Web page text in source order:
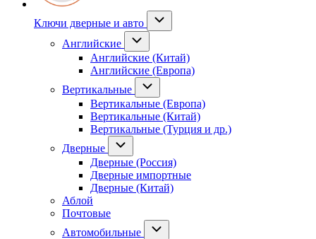
Ключи дверные и авто
Английские
Английские (Китай)
Английские (Европа)
Вертикальные
Вертикальные (Европа)
Вертикальные (Китай)
Вертикальные (Турция и др.)
Дверные
Дверные (Россия)
Дверные импортные
Дверные (Китай)
Аблой
Почтовые
Автомобильные